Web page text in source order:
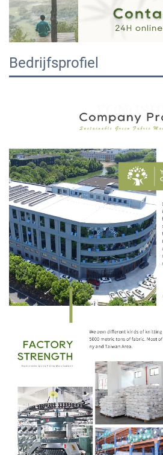
Bedrijfsprofiel